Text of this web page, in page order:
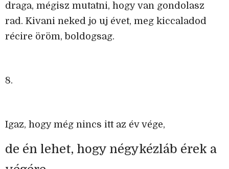
draga, mégisz mutatni, hogy van gondolasz
rad. Kivani neked jo uj évet, meg kiccaladod
récire öröm, boldogsag.
8.
Igaz, hogy még nincs itt az év vége,
de én lehet, hogy négykézláb érek a